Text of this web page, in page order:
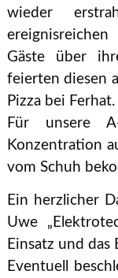
wieder
Gäste über
feierten diesen
Pizza bei Ferhat.
Für unsere
Konzentration
vom Schuh
Ein herzlicher
Uwe
Einsatz und
Eventuell